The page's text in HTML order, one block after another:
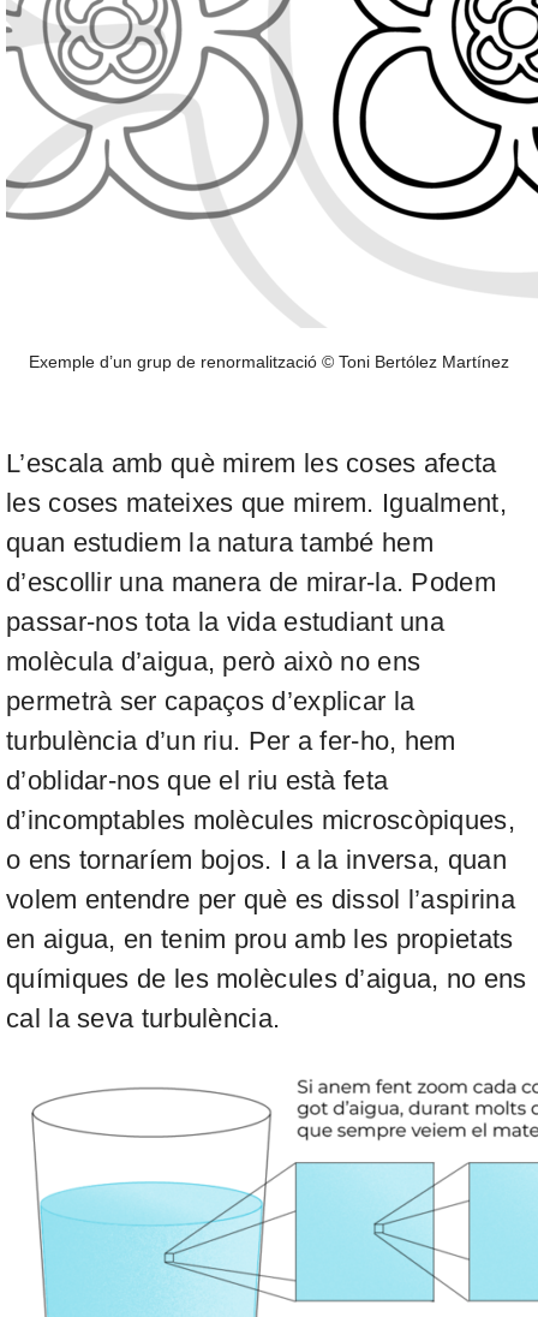
Exemple d’un grup de renormalització © Toni Bertólez Martínez
L’escala amb què mirem les coses afecta
les coses mateixes que mirem. Igualment,
quan estudiem la natura també hem
d’escollir una manera de mirar-la. Podem
passar-nos tota la vida estudiant una
molècula d’aigua, però això no ens
permetrà ser capaços d’explicar la
turbulència d’un riu. Per a fer-ho, hem
d’oblidar-nos que el riu està feta
d’incomptables molècules microscòpiques,
o ens tornaríem bojos. I a la inversa, quan
volem entendre per què es dissol l’aspirina
en aigua, en tenim prou amb les propietats
químiques de les molècules d’aigua, no ens
cal la seva turbulència.